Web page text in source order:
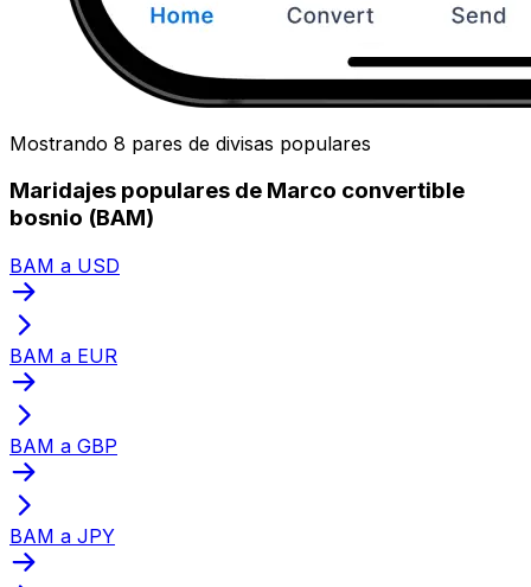
Mostrando 8 pares de divisas populares
Maridajes populares de Marco convertible
bosnio (BAM)
BAM a USD
BAM a EUR
BAM a GBP
BAM a JPY